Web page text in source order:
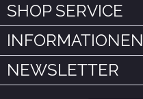
SHOP SERVICE
INFORMATIONEN
NEWSLETTER